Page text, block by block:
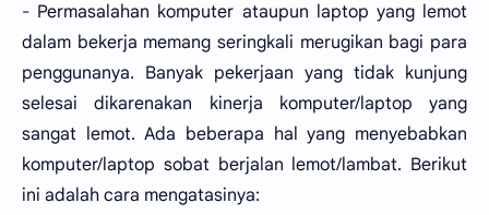
- Permasalahan komputer ataupun laptop yang lemot
dalam bekerja memang seringkali merugikan bagi para
penggunanya. Banyak pekerjaan yang tidak kunjung
selesai dikarenakan kinerja komputer/laptop yang
sangat lemot. Ada beberapa hal yang menyebabkan
komputer/laptop sobat berjalan lemot/lambat. Berikut
ini adalah cara mengatasinya: